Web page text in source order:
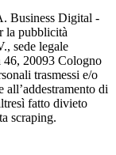
Business Digital -
la pubblicità
sede legale
46, 20093 Cologno
trasmessi e/o
di
fatto divieto
scraping.